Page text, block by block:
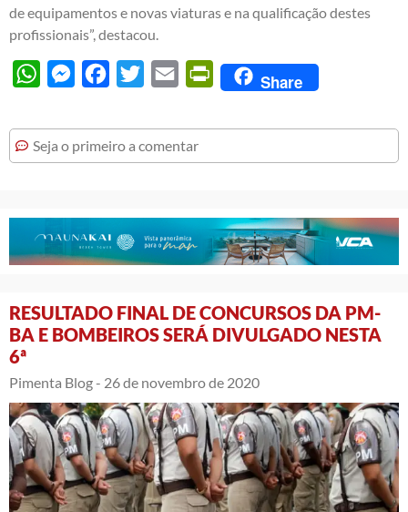
de equipamentos e novas viaturas e na qualificação destes
profissionais”, destacou.
WhatsAppMessengerFacebook
Twitter Email PrintFriendly
Share
Seja o primeiro a comentar
RESULTADO FINAL DE CONCURSOS DA PM-
BA E BOMBEIROS SERÁ DIVULGADO NESTA
6ª
Pimenta Blog - 26 de novembro de 2020